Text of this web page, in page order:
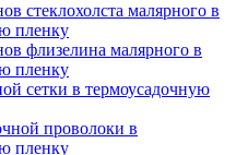
стеклохолста малярного в
пленку
флизелина малярного в
пленку
сетки в термоусадочную
проволоки в
пленку